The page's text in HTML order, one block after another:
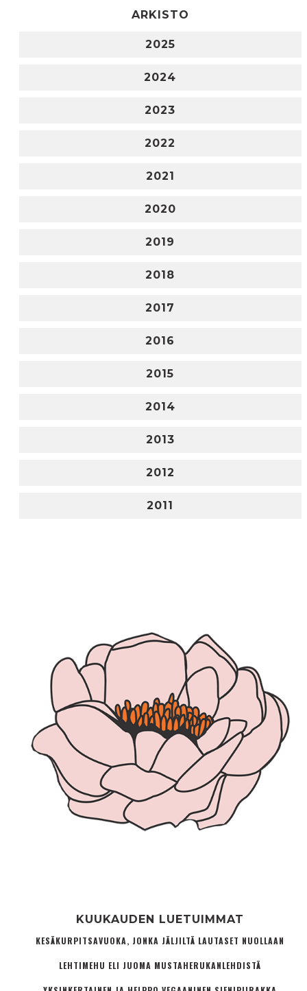
ARKISTO
2025
2024
2023
2022
2021
2020
2019
2018
2017
2016
2015
2014
2013
2012
2011
KUUKAUDEN LUETUIMMAT
KESÄKURPITSAVUOKA, JONKA JÄLJILTÄ LAUTASET NUOLLAAN
LEHTIMEHU ELI JUOMA MUSTAHERUKANLEHDISTÄ